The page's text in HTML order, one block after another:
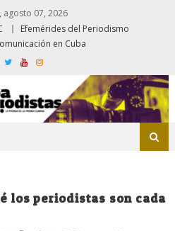
agosto 07, 2026
Efemérides del Periodismo
en Cuba
los periodistas son cada